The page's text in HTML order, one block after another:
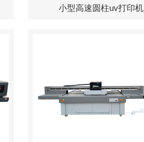
小型高速圆柱uv打印机